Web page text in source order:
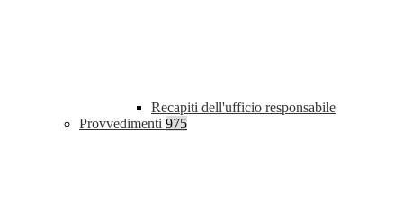
Recapiti dell'ufficio responsabile
Provvedimenti 975